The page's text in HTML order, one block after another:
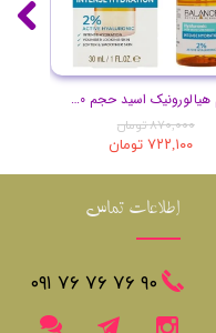
سرم هیالورونیک اسید حجم 30 میلی لیتر
۸۷۰,۰۰۰ تومان
۷۲۲,۱۰۰ تومان
اطلاعات تماس
​​٩٠ ٧۶ ٧۶ ٧۶ ٠٩١